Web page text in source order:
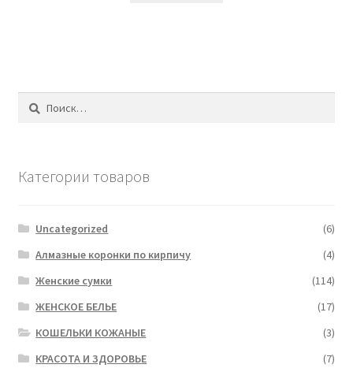
Найти:
Категории товаров
Uncategorized
(6)
Алмазные коронки по кирпичу
(4)
Женские сумки
(114)
ЖЕНСКОЕ БЕЛЬЕ
(17)
КОШЕЛЬКИ КОЖАНЫЕ
(3)
КРАСОТА И ЗДОРОВЬЕ
(7)